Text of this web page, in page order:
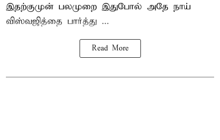
இதற்குமுன் பலமுறை இதுபோல் அதே நாய்
விஸ்வஜித்தை பார்த்து ...
Read More